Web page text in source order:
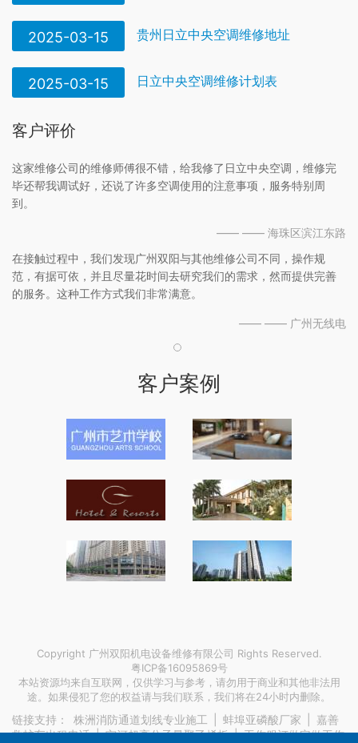
2025-03-15 贵州日立中央空调维修地址
2025-03-15 日立中央空调维修计划表
客户评价
这家维修公司的维修师傅很不错，给我修了日立中央空调，维修完
毕还帮我调试好，还说了许多空调使用的注意事项，服务特别周
到。
—— —— 海珠区滨江东路
在接触过程中，我们发现广州双阳与其他维修公司不同，操作规
范，有据可依，并且尽量花时间去研究我们的需求，然而提供完善
的服务。这种工作方式我们非常满意。
—— —— 广州无线电
客户案例
Copyright 广州双阳机电设备维修有限公司 Rights Reserved.
粤ICP备16095869号
本站资源均来自互联网，仅供学习与参考，请勿用于商业和其他非法用
途。如果侵犯了您的权益请与我们联系，我们将在24小时内删除。
链接支持： 株洲消防通道划线专业施工 蚌埠亚磷酸厂家
嘉善
救护车出租电话|宁河超高分子量聚乙烯板|工作服订做定做工作